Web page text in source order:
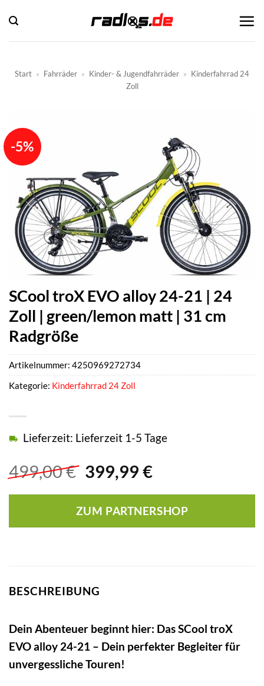
Inhalt
springen
Start » Fahrräder » Kinder- & Jugendfahrräder » Kinderfahrrad 24
Zoll
-5%
SCool troX EVO alloy 24-21 | 24
Zoll | green/lemon matt | 31 cm
Radgröße
499,00€ Ursprünglicher
Preis
war:
499,00 €
399,99 €Aktueller
ist:
399,99 €.
Lieferzeit: Lieferzeit 1-5 Tage
ZUM PARTNERSHOP
Artikelnummer: 4250969272734
Kategorie: Kinderfahrrad 24 Zoll
BESCHREIBUNG
Dein Abenteuer beginnt hier: Das SCool troX
EVO alloy 24-21 – Dein perfekter Begleiter für
unvergessliche Touren!